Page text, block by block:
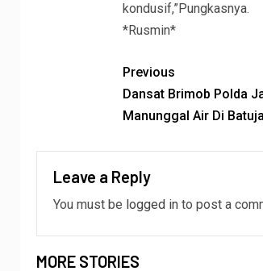
kondusif,”Pungkasnya.
*Rusmin*
Previous
Dansat Brimob Polda
Manunggal Air Di
Leave a Reply
You must be logged in to post a
MORE STORIES